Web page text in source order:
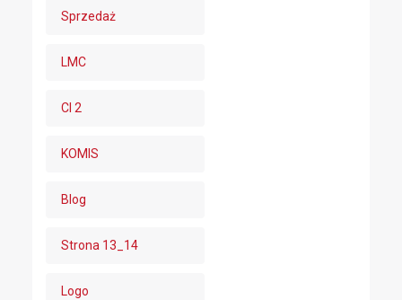
Sprzedaż
LMC
CI 2
KOMIS
Blog
Strona 13_14
Logo